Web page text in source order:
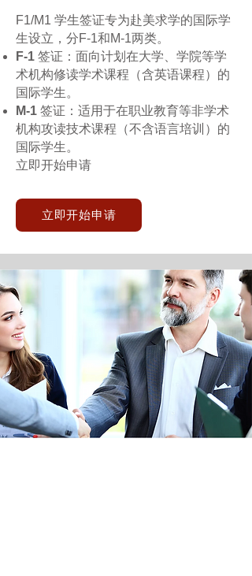
F1/M1 学生签证专为赴美求学的国际学
生设立，分F-1和M-1两类。
F-1 签证：面向计划在大学、学院等学
术机构修读学术课程（含英语课程）的
国际学生。
M-1 签证：适用于在职业教育等非学术
机构攻读技术课程（不含语言培训）的
国际学生。
立即开始申请
立即开始申请